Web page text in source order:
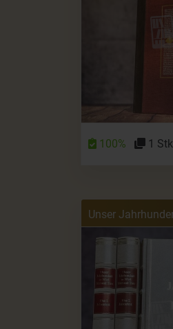
100% 1
Unser